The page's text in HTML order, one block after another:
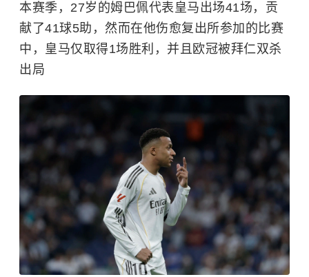
本赛季，27岁的姆巴佩代表皇马出场41场，贡
献了41球5助，然而在他伤愈复出所参加的比赛
中，皇马仅取得1场胜利，并且欧冠被拜仁双杀
出局